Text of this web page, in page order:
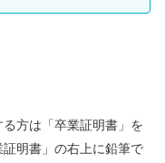
方は「卒業証明書」を
明書」の右上に鉛筆で